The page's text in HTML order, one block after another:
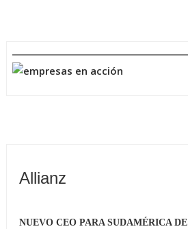
Allianz
NUEVO CEO PARA SUDAMÉRICA DE